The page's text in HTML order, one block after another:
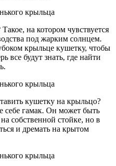
на котором чувствуется
под жарким солнцем.
крыльце кушетку, чтобы
все будут знать, где найти
кушетку на крыльцо?
себе гамак. Он может быть
собственной стойке, но в
и дремать на крытом